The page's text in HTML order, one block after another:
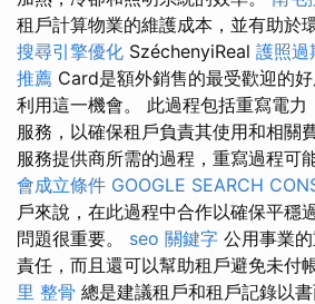
租戶計算物業的維護成本，並有助於
搜尋引擎優化 SzéchenyiReal 護照過
推薦 Card是額外銷售的最受歡迎的
利用這一機會。 此過程包括重寫電力
服務，以確保租戶負責其使用和相關
服務提供商所需的過程，重寫過程可
會成立條件 GOOGLE SEARCH
戶來說，在此過程中合作以確保平穩
問題很重要。 seo 關鍵字 公用事業
責任，而且還可以幫助租戶避免未付
里 整骨 總是建議租戶和租戶記錄以